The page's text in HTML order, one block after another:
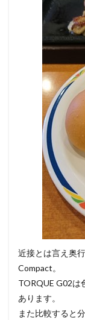
近接とは言え奥
Compact。
TORQUE G02は
あります。
また比較すると